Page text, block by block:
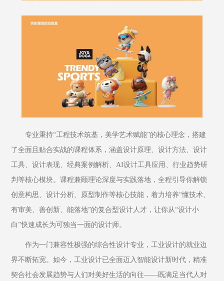
专业秉持“工程技术筑基，美学艺术赋能”的核心理念，搭建
了全面且贴合实战的课程体系，涵盖设计原理、设计方法、设计
工具、设计表现、经典案例解析、AI设计工具应用、行业趋势研
判等核心模块。课程兼顾理论深度与实践落地，全程引导你解锁
创意构思、设计分析、原型制作等核心技能，着力培养“懂技术、
有审美、善创新、能落地”的复合型设计人才，让你从“设计小
白”快速成长为可独当一面的设计师。
作为一门兼容性极强的综合性设计专业，工业设计的就业边
界不断拓宽。如今，工业设计已全面迈入智能设计新时代，精准
契合社会发展趋势与人们对美好生活的向往——既满足当代人对